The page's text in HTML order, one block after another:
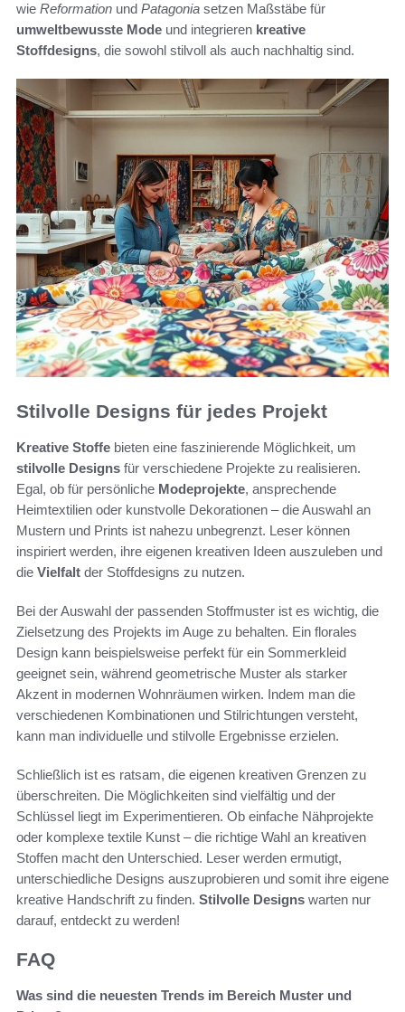
wie Reformation und Patagonia setzen Maßstäbe für
umweltbewusste Mode und integrieren kreative
Stoffdesigns, die sowohl stilvoll als auch nachhaltig sind.
Stilvolle Designs für jedes Projekt
Kreative Stoffe bieten eine faszinierende Möglichkeit, um
stilvolle Designs für verschiedene Projekte zu realisieren.
Egal, ob für persönliche Modeprojekte, ansprechende
Heimtextilien oder kunstvolle Dekorationen – die Auswahl an
Mustern und Prints ist nahezu unbegrenzt. Leser können
inspiriert werden, ihre eigenen kreativen Ideen auszuleben und
die Vielfalt der Stoffdesigns zu nutzen.
Bei der Auswahl der passenden Stoffmuster ist es wichtig, die
Zielsetzung des Projekts im Auge zu behalten. Ein florales
Design kann beispielsweise perfekt für ein Sommerkleid
geeignet sein, während geometrische Muster als starker
Akzent in modernen Wohnräumen wirken. Indem man die
verschiedenen Kombinationen und Stilrichtungen versteht,
kann man individuelle und stilvolle Ergebnisse erzielen.
Schließlich ist es ratsam, die eigenen kreativen Grenzen zu
überschreiten. Die Möglichkeiten sind vielfältig und der
Schlüssel liegt im Experimentieren. Ob einfache Nähprojekte
oder komplexe textile Kunst – die richtige Wahl an kreativen
Stoffen macht den Unterschied. Leser werden ermutigt,
unterschiedliche Designs auszuprobieren und somit ihre eigene
kreative Handschrift zu finden. Stilvolle Designs warten nur
darauf, entdeckt zu werden!
FAQ
Was sind die neuesten Trends im Bereich Muster und